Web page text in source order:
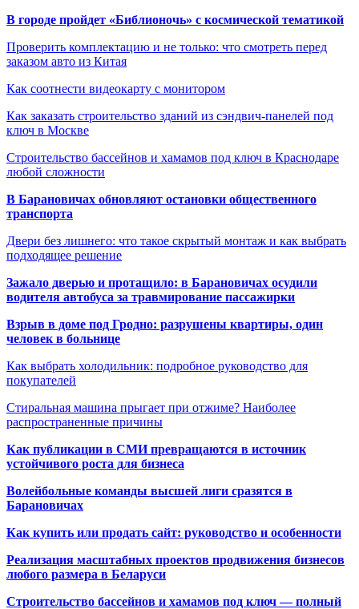
В городе пройдет «Библионочь» с космической тематикой
Проверить комплектацию и не только: что смотреть перед
заказом авто из Китая
Как соотнести видеокарту с монитором
Как заказать строительство зданий из сэндвич-панелей под
ключ в Москве
Строительство бассейнов и хамамов под ключ в Краснодаре
любой сложности
В Барановичах обновляют остановки общественного
транспорта
Двери без лишнего: что такое скрытый монтаж и как выбрать
подходящее решение
Зажало дверью и протащило: в Барановичах осудили
водителя автобуса за травмирование пассажирки
Взрыв в доме под Гродно: разрушены квартиры, один
человек в больнице
Как выбрать холодильник: подробное руководство для
покупателей
Стиральная машина прыгает при отжиме? Наиболее
распространенные причины
Как публикации в СМИ превращаются в источник
устойчивого роста для бизнеса
Волейбольные команды высшей лиги сразятся в
Барановичах
Как купить или продать сайт: руководство и особенности
Реализация масштабных проектов продвижения бизнесов
любого размера в Беларуси
Строительство бассейнов и хамамов под ключ — полный